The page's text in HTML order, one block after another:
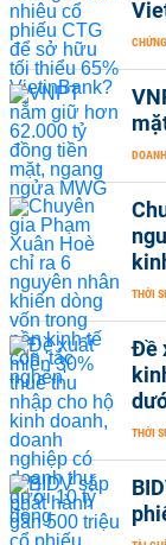
THỜI
Đề
THỜI